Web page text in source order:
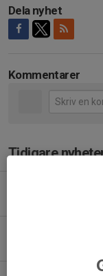
Dela nyhet
Kommentarer
Tidigare
Köp